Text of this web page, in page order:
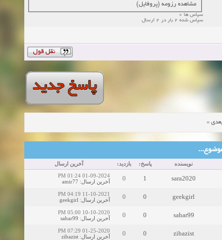
مشاهده رزومه (پروفایل)
سپاس ها 0
سپاس شده 2 بار در 2 ارسال
»
نویسنده پاسخ: بازدید: آخرین ارسال
sara2020
1
0
01-09-2024 01:24 PM
آخرین ارسال:
amir77
geekgirl
0
0
11-10-2021 04:19 PM
آخرین ارسال:
geekgirl
sahar99
0
0
10-10-2020 05:00 PM
آخرین ارسال:
sahar99
zibazist
0
0
01-25-2020 07:29 PM
آخرین ارسال:
zibazist